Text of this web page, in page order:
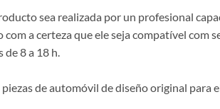
sea realizada por un profesional
a certeza que ele seja compatível com
de 8 a 18 h.
de automóvil de diseño original